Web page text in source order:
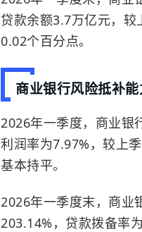
贷款余额3.7万亿元，
0.02个百分点。
商业银行风险抵补
2026年一季度，商业银
利润率为7.97%，较上
基本持平。
2026年一季度末，商业
203.14%，贷款拨备率为